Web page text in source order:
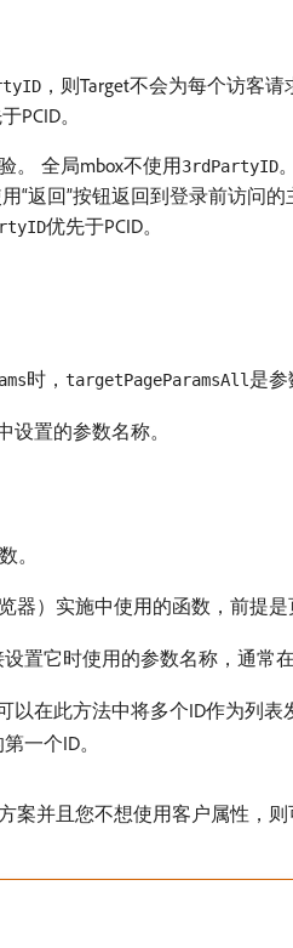
，则Target不会为每个访客
PCID。
。 全局mbox不使用3rdPartyID
“返回”按钮返回到登录前访问
优先于PCID。
时， targetPageParamsAll 是
设置的参数名称。
。
）实施中使用的函数，前提是
置它时使用的参数名称，通常
以在此方法中将多个ID作为列表
一个ID。
案并且您不想使用客户属性，则